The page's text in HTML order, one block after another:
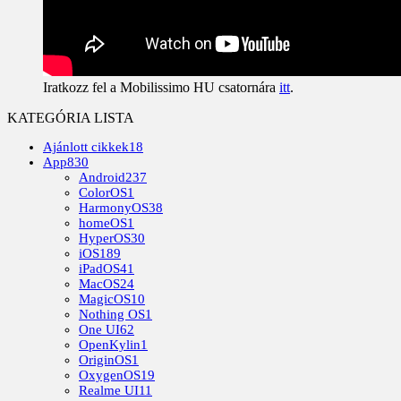
Iratkozz fel a Mobilissimo HU csatornára itt.
KATEGÓRIA LISTA
Ajánlott cikkek18
App830
Android237
ColorOS1
HarmonyOS38
homeOS1
HyperOS30
iOS189
iPadOS41
MacOS24
MagicOS10
Nothing OS1
One UI62
OpenKylin1
OriginOS1
OxygenOS19
Realme UI11